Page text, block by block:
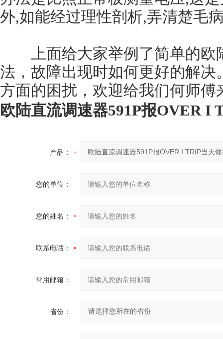
外,如能经过理性剖析,弄清楚毛
上面给大家举例了简单的欧
法，故障出现时如何更好的解
方面的困扰，欢迎给我们何师
欧陆直流调速器591P报OVER I
产品：
您的单位：
您的姓名：
联系电话：
常用邮箱：
省份：